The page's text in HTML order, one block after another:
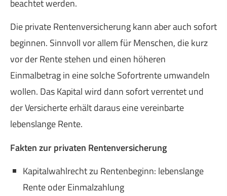
beachtet werden.
Die private Rentenversicherung kann aber auch sofort
beginnen. Sinnvoll vor allem für Menschen, die kurz
vor der Rente stehen und einen höheren
Einmalbetrag in eine solche Sofortrente umwandeln
wollen. Das Kapital wird dann sofort verrentet und
der Versicherte erhält daraus eine vereinbarte
lebenslange Rente.
Fakten zur privaten Rentenversicherung
Kapitalwahlrecht zu Rentenbeginn: lebenslange
Rente oder Einmalzahlung